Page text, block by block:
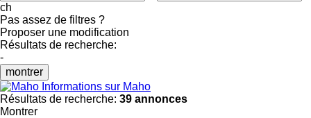
ch
Pas assez de filtres ?
Proposer une modification
Résultats de recherche:
-
montrer
Informations sur Maho
Résultats de recherche: 39 annonces
Montrer